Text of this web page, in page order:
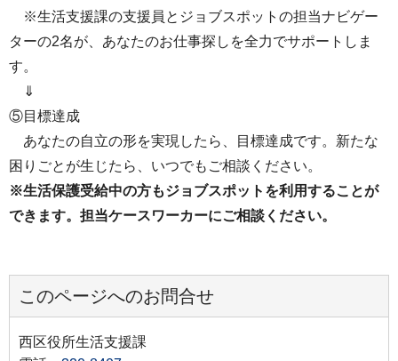
※生活支援課の支援員とジョブスポットの担当ナビゲー
ターの2名が、あなたのお仕事探しを全力でサポートしま
す。
⇓
⑤目標達成
あなたの自立の形を実現したら、目標達成です。新たな
困りごとが生じたら、いつでもご相談ください。
※生活保護受給中の方もジョブスポットを利用することが
できます。担当ケースワーカーにご相談ください。
このページへのお問合せ
西区役所生活支援課